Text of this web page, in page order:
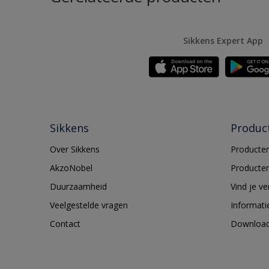
Sikkens Expert App
Sikkens
Over Sikkens
AkzoNobel
Duurzaamheid
Veelgestelde vragen
Contact
Vind je